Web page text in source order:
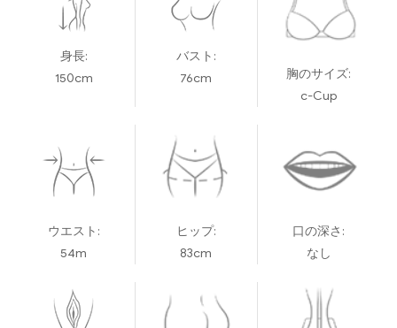
身長:
150cm
バスト:
76cm
胸のサイズ:
c-Cup
ウエスト:
54m
ヒップ:
83cm
口の深さ:
なし